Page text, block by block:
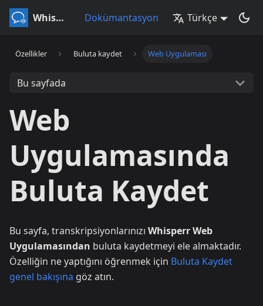
Whisperr Dokümantasyon Türkçe
Özellikler Buluta kaydet Web Uygulaması
Bu sayfada
Web
Uygulamasında
Buluta Kaydet
Bu sayfa, transkripsiyonlarınızı Whisperr Web
Uygulamasından buluta kaydetmeyi ele almaktadır.
Özelliğin ne yaptığını öğrenmek için Buluta Kaydet
genel bakışına göz atın.